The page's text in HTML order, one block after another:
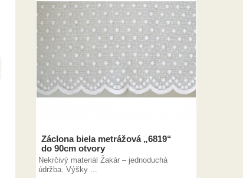
Záclona biela metrážová „6819“
do 90cm otvory
Nekrčivý materiál Žakár – jednoduchá
údržba. Výšky ...